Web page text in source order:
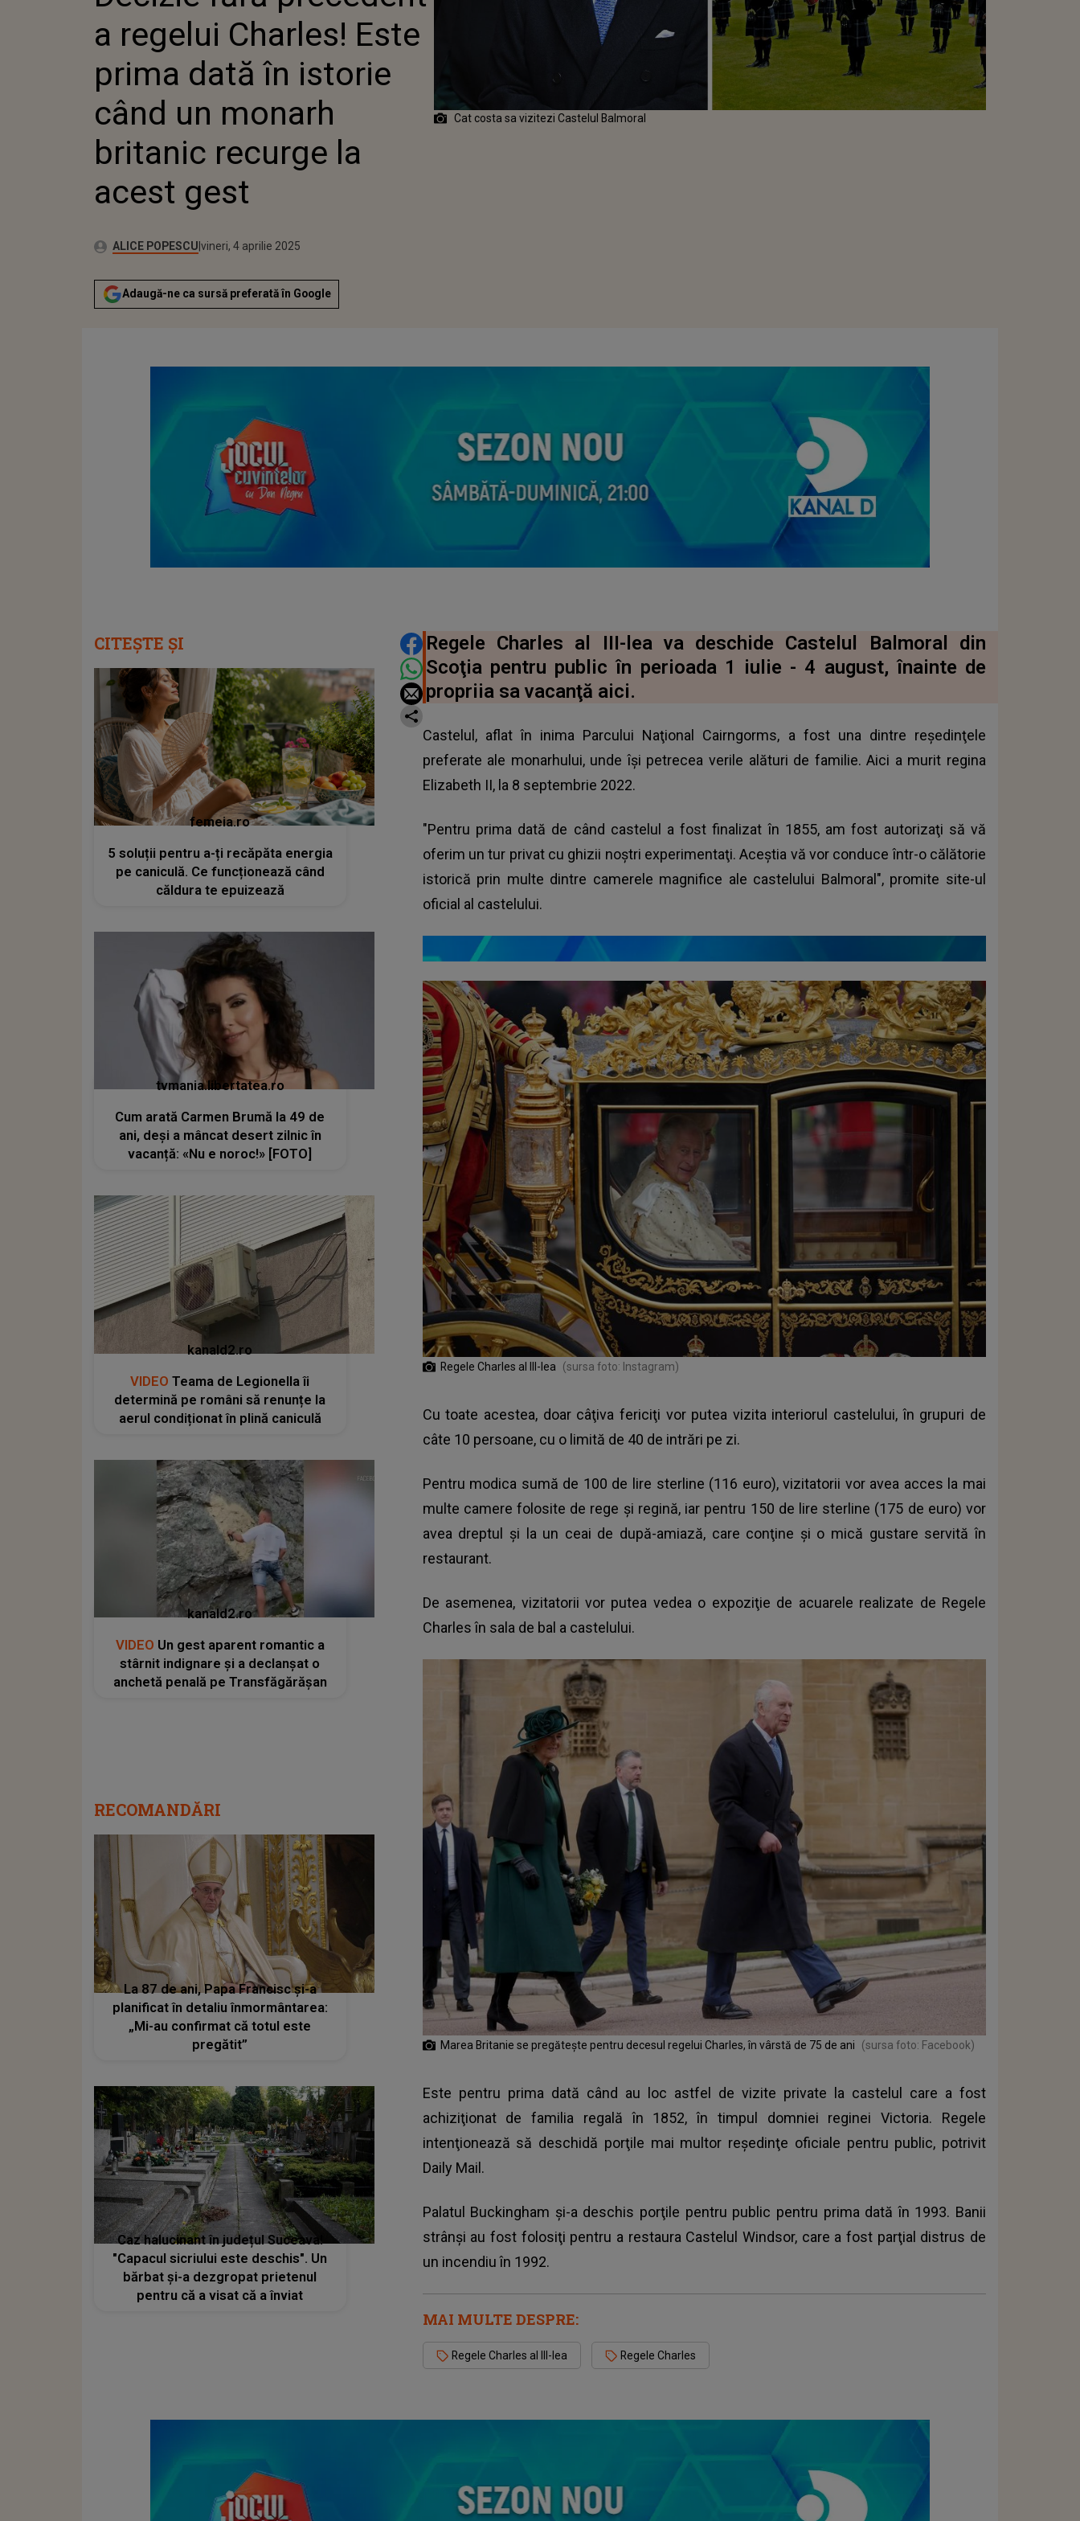
ESTE PRIMA DATĂ ÎN
ISTORIE CÂND UN
MONARH BRITANIC
GEST
a regelui Charles! Este
prima dată în istorie
când un monarh
britanic recurge la
acest gest
Autor:ALICE POPESCUPublicat:
joi, 4 aprilie 2024
Actualizat:
vineri, 4 aprilie 2025
Adaugă-ne ca sursă preferată în Google
Cat costa sa vizitezi Castelul Balmoral
DISTRIBUIE ARTICOLUL
Regele Charles al III-lea va deschide Castelul Balmoral din
Scoţia pentru public în perioada 1 iulie - 4 august, înainte de
propriia sa vacanţă aici.
Castelul, aflat în inima Parcului Naţional Cairngorms, a fost una dintre reşedinţele
preferate ale monarhului, unde îşi petrecea verile alături de familie. Aici a murit regina
Elizabeth II, la 8 septembrie 2022.
"Pentru prima dată de când castelul a fost finalizat în 1855, am fost autorizaţi să vă
oferim un tur privat cu ghizii noştri experimentaţi. Aceştia vă vor conduce într-o călătorie
istorică prin multe dintre camerele magnifice ale castelului Balmoral", promite site-ul
oficial al castelului.
Regele Charles al III-lea (sursa foto: Instagram)
Cu toate acestea, doar câţiva fericiţi vor putea vizita interiorul castelului, în grupuri de
câte 10 persoane, cu o limită de 40 de intrări pe zi.
Pentru modica sumă de 100 de lire sterline (116 euro), vizitatorii vor avea acces la mai
multe camere folosite de rege şi regină, iar pentru 150 de lire sterline (175 de euro) vor
avea dreptul şi la un ceai de după-amiază, care conţine şi o mică gustare servită în
restaurant.
De asemenea, vizitatorii vor putea vedea o expoziţie de acuarele realizate de Regele
Charles în sala de bal a castelului.
Marea Britanie se pregătește pentru decesul regelui Charles, în vârstă de 75 de ani (sursa foto: Facebook)
Este pentru prima dată când au loc astfel de vizite private la castelul care a fost
achiziţionat de familia regală în 1852, în timpul domniei reginei Victoria. Regele
intenţionează să deschidă porţile mai multor reşedinţe oficiale pentru public, potrivit
Daily Mail.
Palatul Buckingham şi-a deschis porţile pentru public pentru prima dată în 1993. Banii
strânşi au fost folosiţi pentru a restaura Castelul Windsor, care a fost parţial distrus de
un incendiu în 1992.
MAI MULTE DESPRE:
Regele Charles al III-lea Regele Charles
CITEȘTE ȘI
femeia.ro
5 soluții pentru a-ți recăpăta energia
pe caniculă. Ce funcționează când
căldura te epuizează
tvmania.libertatea.ro
Cum arată Carmen Brumă la 49 de
ani, deși a mâncat desert zilnic în
vacanță: «Nu e noroc!» [FOTO]
kanald2.ro
VIDEO Teama de Legionella îi
determină pe români să renunțe la
aerul condiționat în plină caniculă
kanald2.ro
VIDEO Un gest aparent romantic a
stârnit indignare și a declanșat o
anchetă penală pe Transfăgărășan
RECOMANDĂRI
La 87 de ani, Papa Francisc și-a
planificat în detaliu înmormântarea:
„Mi-au confirmat că totul este
pregătit”
Caz halucinant în județul Suceava!
"Capacul sicriului este deschis". Un
bărbat şi-a dezgropat prietenul
pentru că a visat că a înviat